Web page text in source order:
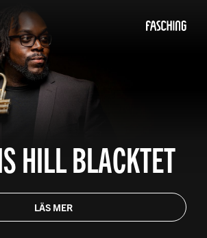
HILL BLACKTET
LÄS MER